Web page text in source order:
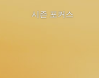
시즌 포커스